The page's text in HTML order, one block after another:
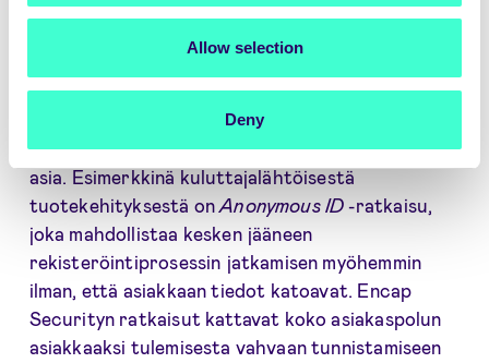
Allow selection
Deny
asiakaskokemusta.”
filosofia on vahvan tunnistamisen hyödyntäminen
asiakaskokemuksen parantamiseksi, kun se usein
on asiakaskokemusta heikentävä ja hankaloittava
asia. Esimerkkinä kuluttajalähtöisestä
tuotekehityksestä onAnonymous ID -ratkaisu,
joka mahdollistaa kesken jääneen
rekisteröintiprosessin jatkamisen myöhemmin
ilman, että asiakkaan tiedot katoavat. Encap
Securityn ratkaisut kattavat koko asiakaspolun
asiakkaaksi tulemisesta vahvaan tunnistamiseen